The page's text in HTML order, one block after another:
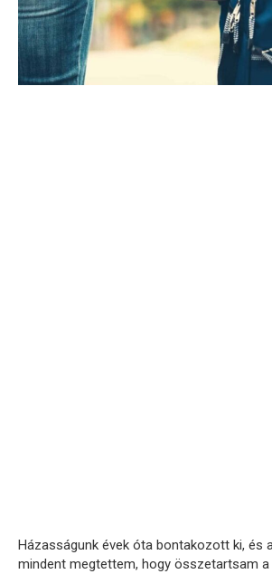
Házasságunk évek óta bontakozott ki, és
mindent megtettem, hogy összetartsam